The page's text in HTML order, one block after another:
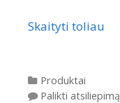
Skaityti toliau
Kategorijos
Produktai
Palikti atsiliepimą